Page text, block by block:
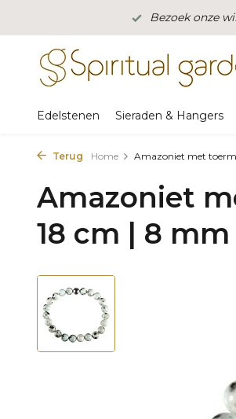
Bezoek onze
Edelstenen Sieraden & Hangers
Terug Home Amazoniet met
Amazoniet
18 cm | 8